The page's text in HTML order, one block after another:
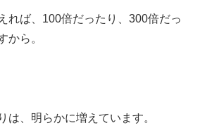
れば、100倍だったり、300倍だっ
から。
は、明らかに増えています。